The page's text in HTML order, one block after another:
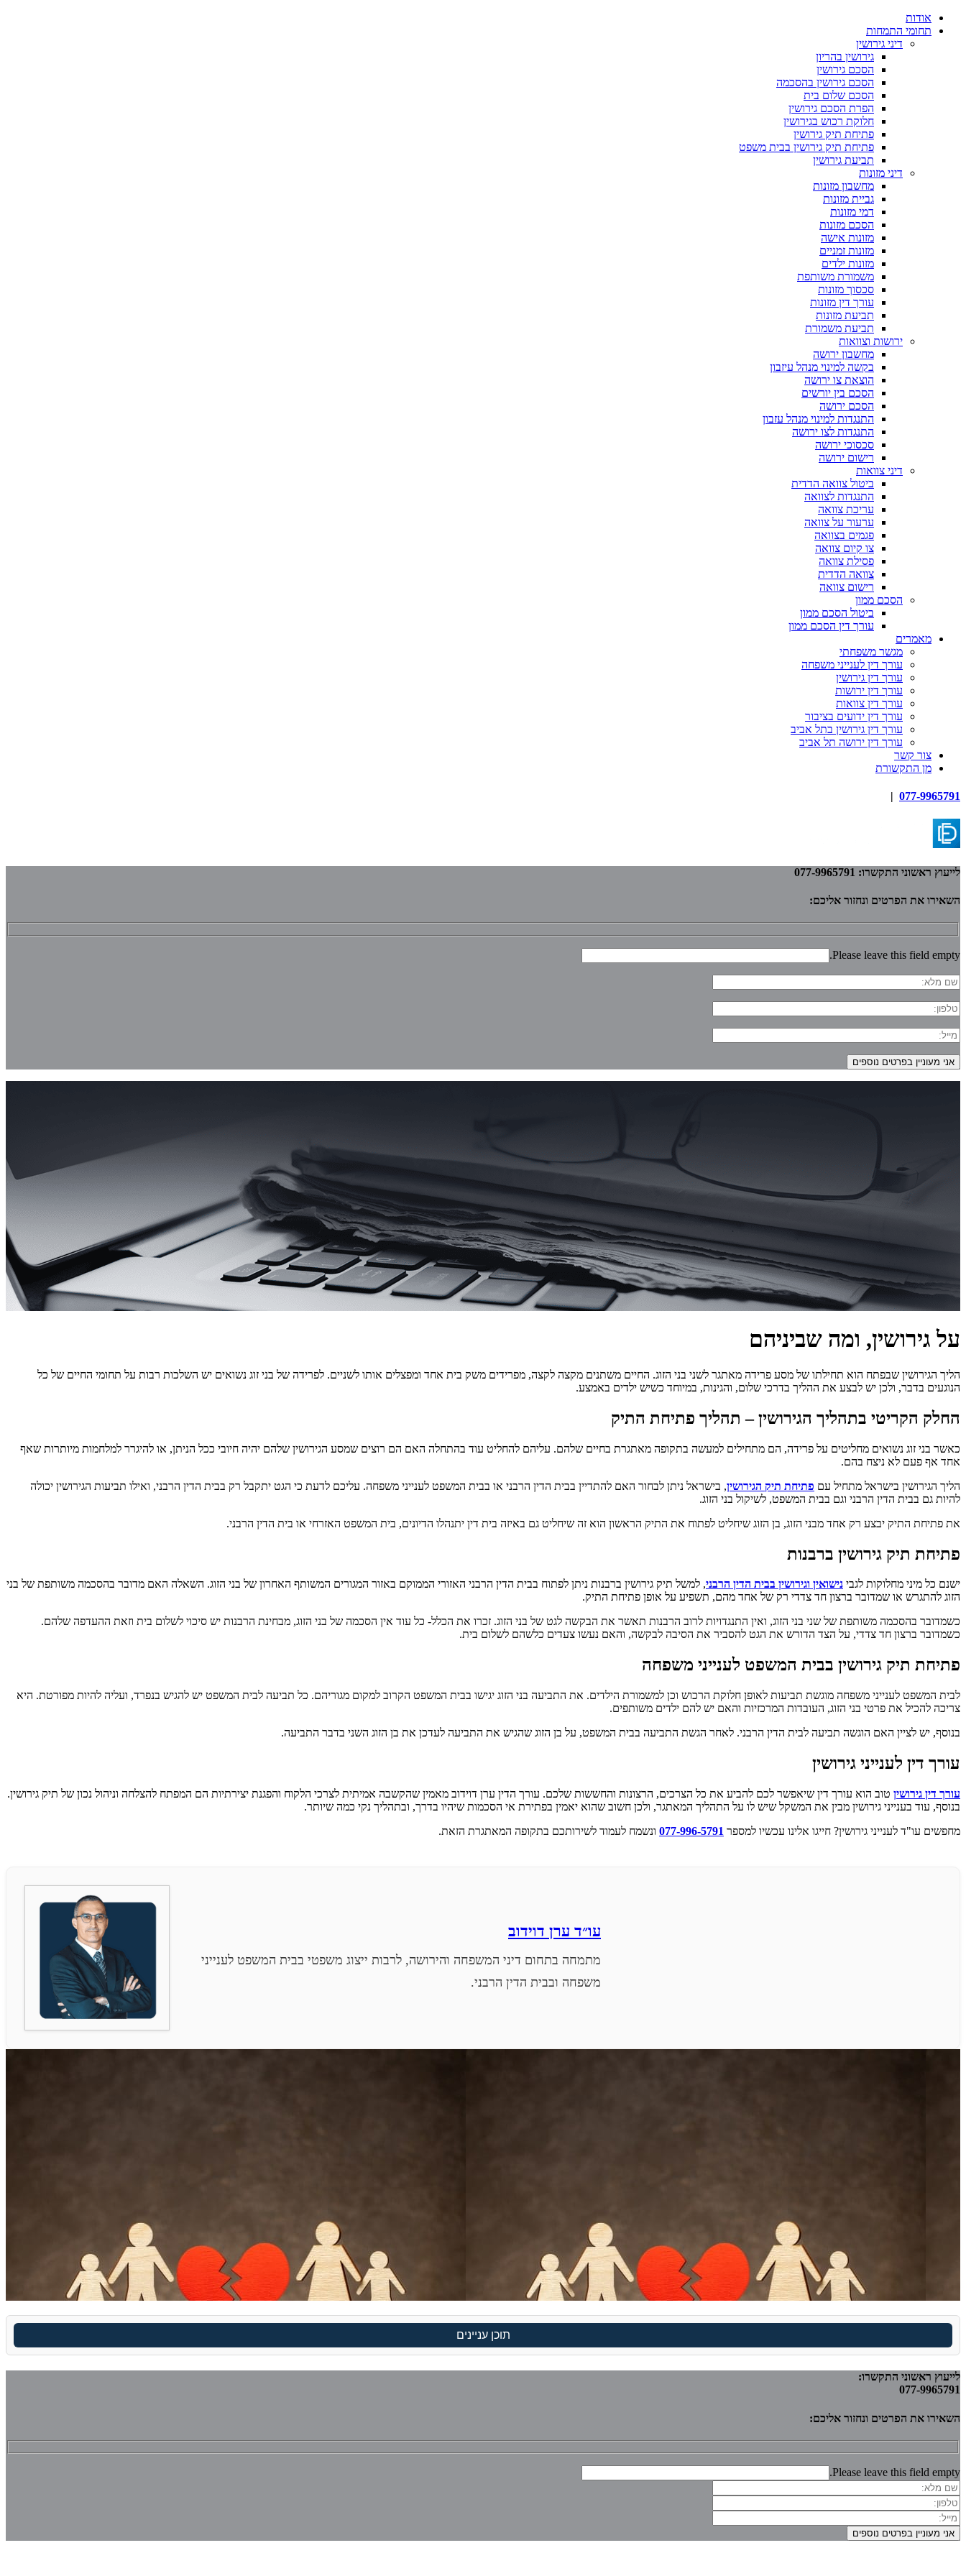
אודות
תחומי התמחות
דיני גירושין
גירושין בהריון
הסכם גירושין
הסכם גירושין בהסכמה
הסכם שלום בית
הפרת הסכם גירושין
חלוקת רכוש בגירושין
פתיחת תיק גירושין
פתיחת תיק גירושין בבית משפט
תביעת גירושין
דיני מזונות
מחשבון מזונות
גביית מזונות
דמי מזונות
הסכם מזונות
מזונות אישה
מזונות זמניים
מזונות ילדים
משמורת משותפת
סכסוך מזונות
עורך דין מזונות
תביעת מזונות
תביעת משמורת
ירושות וצוואות
מחשבון ירושה
בקשה למינוי מנהל עיזבון
הוצאת צו ירושה
הסכם בין יורשים
הסכם ירושה
התנגדות למינוי מנהל עזבון
התנגדות לצו ירושה
סכסוכי ירושה
רישום ירושה
דיני צוואות
ביטול צוואה הדדית
התנגדות לצוואה
עריכת צוואה
ערעור על צוואה
פגמים בצוואה
צו קיום צוואה
פסילת צוואה
צוואה הדדית
רישום צוואה
הסכם ממון
ביטול הסכם ממון
עורך דין הסכם ממון
מאמרים
מגשר משפחתי
עורך דין לענייני משפחה
עורך דין גירושין
עורך דין ירושות
עורך דין צוואות
עורך דין ידועים בציבור
עורך דין גירושין בתל אביב
עורך דין ירושה תל אביב
צור קשר
מן התקשורת
077-9965791
|
לייעוץ ראשוני התקשרו: 077-9965791
השאירו את הפרטים ונחזור אליכם:
Please leave this field empty.
על גירושין, ומה שביניהם
הליך הגירושין שבפתח הוא תחילתו של מסע פרידה מאתגר לשני בני הזוג. החיים משתנים מקצה לקצה, מפרידים משק בית אחד ומפצלים אותו לשניים. לפרידה של בני זוג נשואים יש השלכות רבות על תחומי החיים של כל
הנוגעים בדבר, ולכן יש לבצע את ההליך בדרכי שלום, והגינות, במיוחד כשיש ילדים באמצע.
החלק הקריטי בתהליך הגירושין – תהליך פתיחת התיק
כאשר בני זוג נשואים מחליטים על פרידה, הם מתחילים למעשה בתקופה מאתגרת בחיים שלהם. עליהם להחליט עוד בהתחלה האם הם רוצים שמסע הגירושין שלהם יהיה חיובי ככל הניתן, או להיגרר למלחמות מיותרות שאף
אחד אף פעם לא ניצח בהם.
הליך הגירושין בישראל מתחיל עם פתיחת תיק הגירושין, בישראל ניתן לבחור האם להתדיין בבית הדין הרבני או בבית המשפט לענייני משפחה. עליכם לדעת כי הגט יתקבל רק בבית הדין הרבני, ואילו תביעות הגירושין יכולה
להיות גם בבית הדין הרבני וגם בבית המשפט, לשיקול בני הזוג.
את פתיחת התיק יבצע רק אחד מבני הזוג, בן הזוג שיחליט לפתוח את התיק הראשון הוא זה שיחליט גם באיזה בית דין יתנהלו הדיונים, בית המשפט האזרחי או בית הדין הרבני.
פתיחת תיק גירושין ברבנות
ישנם כל מיני מחלוקות לגבי נישואין וגירושין בבית הדין הרבני, למשל תיק גירושין ברבנות ניתן לפתוח בבית הדין הרבני האזורי הממוקם באזור המגורים המשותף האחרון של בני הזוג. השאלה האם מדובר בהסכמה משותפת של בני
הזוג להתגרש או שמדובר ברצון חד צדדי רק של אחד מהם, תשפיע על אופן פתיחת התיק.
כשמדובר בהסכמה משותפת של שני בני הזוג, ואין התנגדויות לרוב הרבנות תאשר את הבקשה לגט של בני הזוג. זכרו את הכלל- כל עוד אין הסכמה של בני הזוג, מבחינת הרבנות יש סיכוי לשלום בית וזאת ההעדפה שלהם.
כשמדובר ברצון חד צדדי, על הצד הדורש את הגט להסביר את הסיבה לבקשה, והאם נעשו צעדים כלשהם לשלום בית.
פתיחת תיק גירושין בבית המשפט לענייני משפחה
לבית המשפט לענייני משפחה מוגשת תביעות לאופן חלוקת הרכוש וכן למשמורת הילדים. את התביעה בני הזוג יגישו בבית המשפט הקרוב למקום מגוריהם. כל תביעה לבית המשפט יש להגיש בנפרד, ועליה להיות מפורטת. היא
צריכה להכיל את פרטי בני הזוג, העובדות המרכזיות והאם יש להם ילדים משותפים.
בנוסף, יש לציין האם הוגשה תביעה לבית הדין הרבני. לאחר הגשת התביעה בבית המשפט, על בן הזוג שהגיש את התביעה לעדכן את בן הזוג השני בדבר התביעה.
עורך דין לענייני גירושין
עורך דין גירושין טוב הוא עורך דין שיאפשר לכם להביע את כל הצרכים, הרצונות והחששות שלכם. עורך הדין ערן דוידוב מאמין שהקשבה אמיתית לצרכי הלקוח והפגנת יצירתיות הם המפתח להצלחה וניהול נכון של תיק גירושין.
בנוסף, עוד בענייני גירושין מבין את המשקל שיש לו על התהליך המאתגר, ולכן חשוב שהוא יאמין בפתירת אי הסכמות שיהיו בדרך, ובתהליך נקי כמה שיותר.
מחפשים עו"ד לענייני גירושין? חייגו אלינו עכשיו למספר 077-996-5791 ונשמח לעמוד לשירותכם בתקופה המאתגרת הזאת.
עו״ד ערן דוידוב
מתמחה בתחום דיני המשפחה והירושה, לרבות ייצוג משפטי בבית המשפט לענייני
משפחה ובבית הדין הרבני.
תוכן עניינים
לייעוץ ראשוני התקשרו:
077-9965791
השאירו את הפרטים ונחזור אליכם:
Please leave this field empty.